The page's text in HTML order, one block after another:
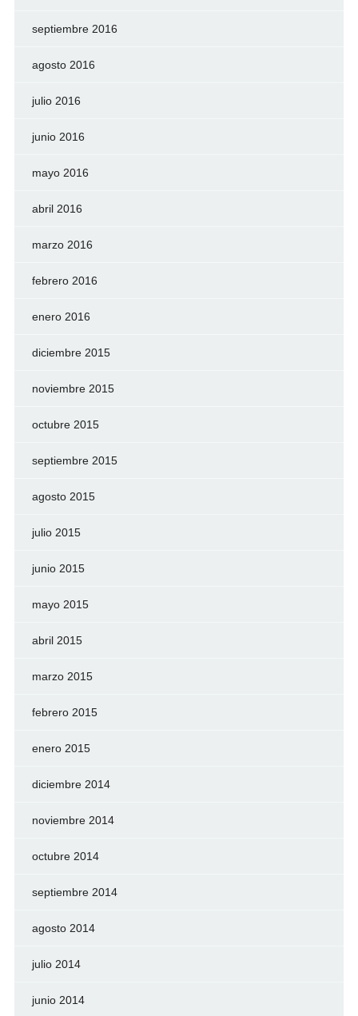
septiembre 2016
agosto 2016
julio 2016
junio 2016
mayo 2016
abril 2016
marzo 2016
febrero 2016
enero 2016
diciembre 2015
noviembre 2015
octubre 2015
septiembre 2015
agosto 2015
julio 2015
junio 2015
mayo 2015
abril 2015
marzo 2015
febrero 2015
enero 2015
diciembre 2014
noviembre 2014
octubre 2014
septiembre 2014
agosto 2014
julio 2014
junio 2014